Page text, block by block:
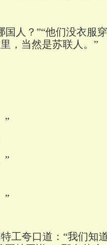
国人？”“他们没衣服
，当然是苏联人。”
”
”
”
工夸口道：“我们知